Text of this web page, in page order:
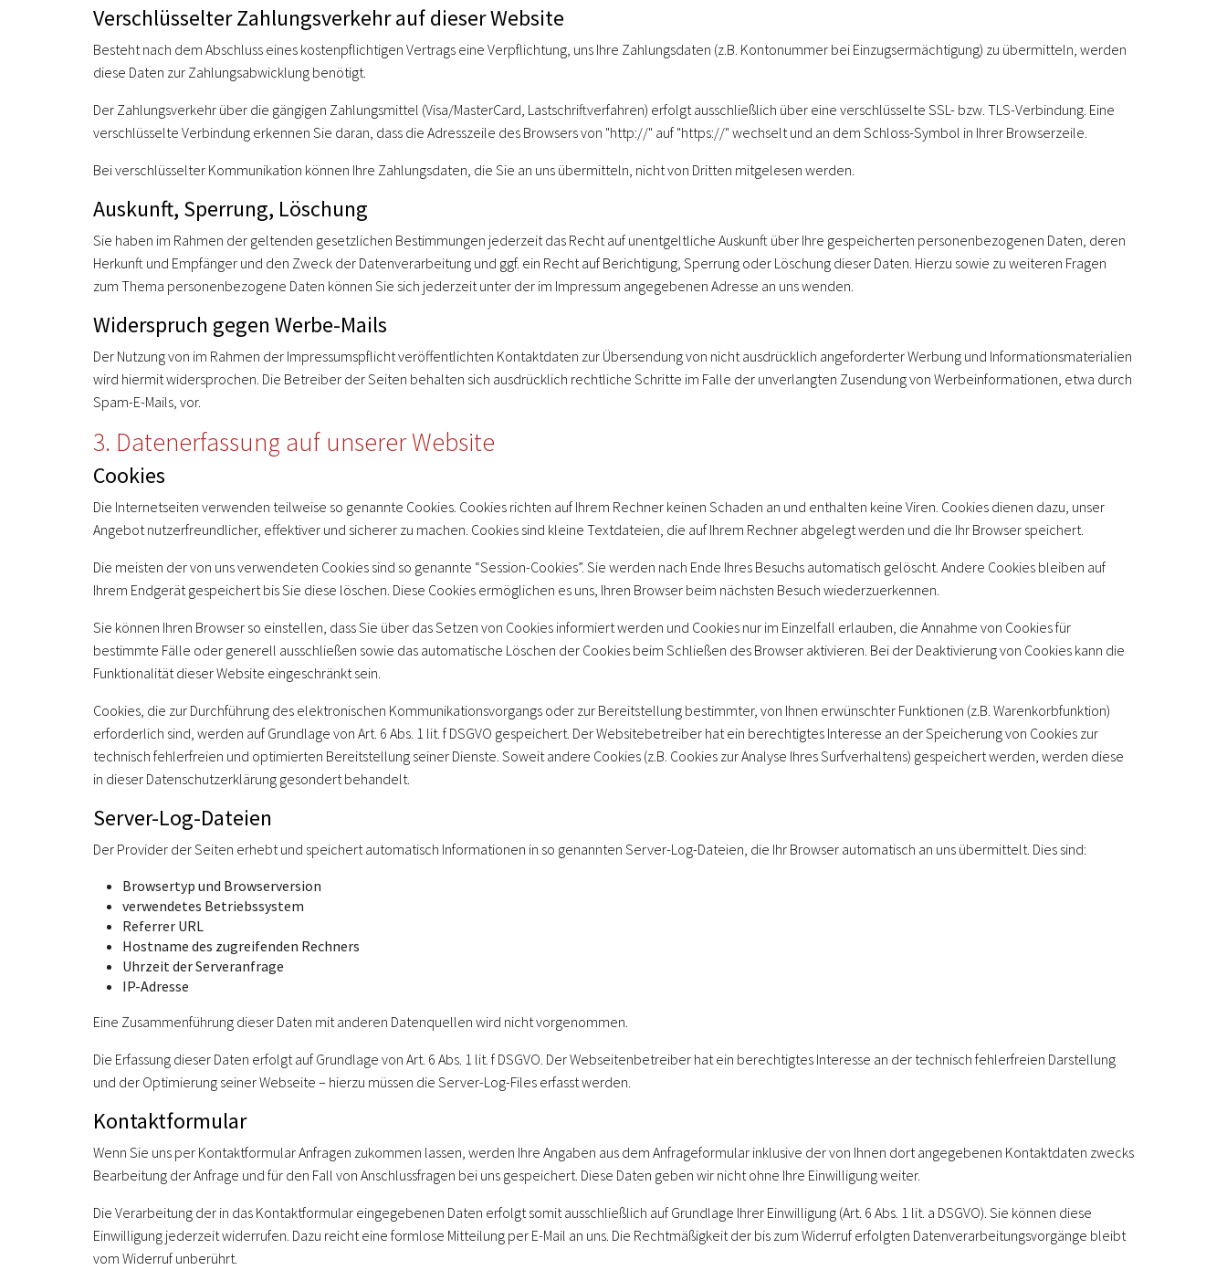
Verschlüsselter Zahlungsverkehr auf dieser Website
Besteht nach dem Abschluss eines kostenpflichtigen Vertrags eine Verpflichtung, uns Ihre Zahlungsdaten (z.B. Kontonummer bei Einzugsermächtigung) zu übermitteln, werden
diese Daten zur Zahlungsabwicklung benötigt.
Der Zahlungsverkehr über die gängigen Zahlungsmittel (Visa/MasterCard, Lastschriftverfahren) erfolgt ausschließlich über eine verschlüsselte SSL- bzw. TLS-Verbindung. Eine
verschlüsselte Verbindung erkennen Sie daran, dass die Adresszeile des Browsers von "http://" auf "https://" wechselt und an dem Schloss-Symbol in Ihrer Browserzeile.
Bei verschlüsselter Kommunikation können Ihre Zahlungsdaten, die Sie an uns übermitteln, nicht von Dritten mitgelesen werden.
Auskunft, Sperrung, Löschung
Sie haben im Rahmen der geltenden gesetzlichen Bestimmungen jederzeit das Recht auf unentgeltliche Auskunft über Ihre gespeicherten personenbezogenen Daten, deren
Herkunft und Empfänger und den Zweck der Datenverarbeitung und ggf. ein Recht auf Berichtigung, Sperrung oder Löschung dieser Daten. Hierzu sowie zu weiteren Fragen
zum Thema personenbezogene Daten können Sie sich jederzeit unter der im Impressum angegebenen Adresse an uns wenden.
Widerspruch gegen Werbe-Mails
Der Nutzung von im Rahmen der Impressumspflicht veröffentlichten Kontaktdaten zur Übersendung von nicht ausdrücklich angeforderter Werbung und Informationsmaterialien
wird hiermit widersprochen. Die Betreiber der Seiten behalten sich ausdrücklich rechtliche Schritte im Falle der unverlangten Zusendung von Werbeinformationen, etwa durch
Spam-E-Mails, vor.
3. Datenerfassung auf unserer Website
Cookies
Die Internetseiten verwenden teilweise so genannte Cookies. Cookies richten auf Ihrem Rechner keinen Schaden an und enthalten keine Viren. Cookies dienen dazu, unser
Angebot nutzerfreundlicher, effektiver und sicherer zu machen. Cookies sind kleine Textdateien, die auf Ihrem Rechner abgelegt werden und die Ihr Browser speichert.
Die meisten der von uns verwendeten Cookies sind so genannte “Session-Cookies”. Sie werden nach Ende Ihres Besuchs automatisch gelöscht. Andere Cookies bleiben auf
Ihrem Endgerät gespeichert bis Sie diese löschen. Diese Cookies ermöglichen es uns, Ihren Browser beim nächsten Besuch wiederzuerkennen.
Sie können Ihren Browser so einstellen, dass Sie über das Setzen von Cookies informiert werden und Cookies nur im Einzelfall erlauben, die Annahme von Cookies für
bestimmte Fälle oder generell ausschließen sowie das automatische Löschen der Cookies beim Schließen des Browser aktivieren. Bei der Deaktivierung von Cookies kann die
Funktionalität dieser Website eingeschränkt sein.
Cookies, die zur Durchführung des elektronischen Kommunikationsvorgangs oder zur Bereitstellung bestimmter, von Ihnen erwünschter Funktionen (z.B. Warenkorbfunktion)
erforderlich sind, werden auf Grundlage von Art. 6 Abs. 1 lit. f DSGVO gespeichert. Der Websitebetreiber hat ein berechtigtes Interesse an der Speicherung von Cookies zur
technisch fehlerfreien und optimierten Bereitstellung seiner Dienste. Soweit andere Cookies (z.B. Cookies zur Analyse Ihres Surfverhaltens) gespeichert werden, werden diese
in dieser Datenschutzerklärung gesondert behandelt.
Server-Log-Dateien
Der Provider der Seiten erhebt und speichert automatisch Informationen in so genannten Server-Log-Dateien, die Ihr Browser automatisch an uns übermittelt. Dies sind:
Browsertyp und Browserversion
verwendetes Betriebssystem
Referrer URL
Hostname des zugreifenden Rechners
Uhrzeit der Serveranfrage
IP-Adresse
Eine Zusammenführung dieser Daten mit anderen Datenquellen wird nicht vorgenommen.
Die Erfassung dieser Daten erfolgt auf Grundlage von Art. 6 Abs. 1 lit. f DSGVO. Der Webseitenbetreiber hat ein berechtigtes Interesse an der technisch fehlerfreien Darstellung
und der Optimierung seiner Webseite – hierzu müssen die Server-Log-Files erfasst werden.
Kontaktformular
Wenn Sie uns per Kontaktformular Anfragen zukommen lassen, werden Ihre Angaben aus dem Anfrageformular inklusive der von Ihnen dort angegebenen Kontaktdaten zwecks
Bearbeitung der Anfrage und für den Fall von Anschlussfragen bei uns gespeichert. Diese Daten geben wir nicht ohne Ihre Einwilligung weiter.
Die Verarbeitung der in das Kontaktformular eingegebenen Daten erfolgt somit ausschließlich auf Grundlage Ihrer Einwilligung (Art. 6 Abs. 1 lit. a DSGVO). Sie können diese
Einwilligung jederzeit widerrufen. Dazu reicht eine formlose Mitteilung per E-Mail an uns. Die Rechtmäßigkeit der bis zum Widerruf erfolgten Datenverarbeitungsvorgänge bleibt
vom Widerruf unberührt.